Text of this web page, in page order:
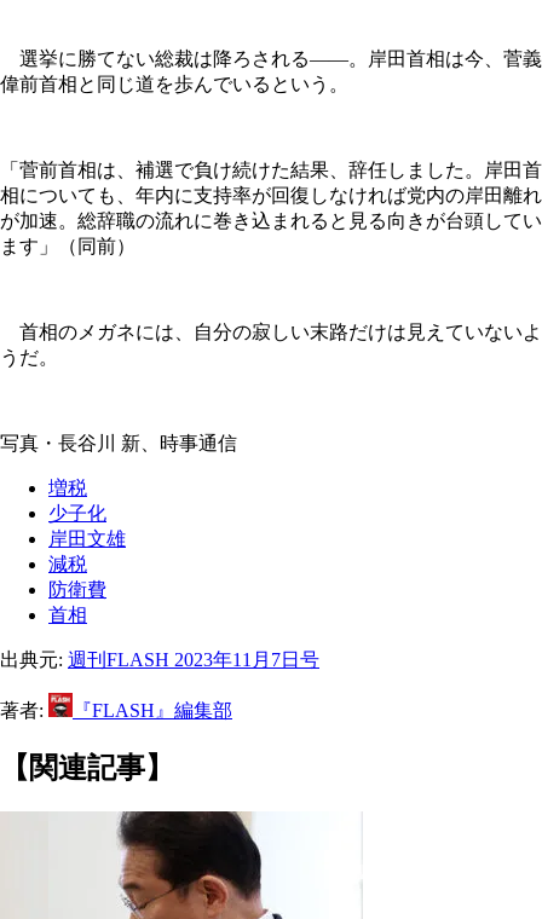
選挙に勝てない総裁は降ろされる――。岸田首相は今、菅義
偉前首相と同じ道を歩んでいるという。
「菅前首相は、補選で負け続けた結果、辞任しました。岸田首
相についても、年内に支持率が回復しなければ党内の岸田離れ
が加速。総辞職の流れに巻き込まれると見る向きが台頭してい
ます」（同前）
首相のメガネには、自分の寂しい末路だけは見えていないよ
うだ。
写真・長谷川 新、時事通信
増税
少子化
岸田文雄
減税
防衛費
首相
出典元: 週刊FLASH 2023年11月7日号
著者: 『FLASH』編集部
【関連記事】